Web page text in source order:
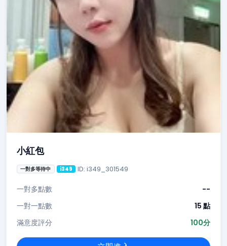
小紅包
一對多等待中 i349 ID: i349_301549
一對多點數
--
一對一點數
15 點
滿意度評分
100分